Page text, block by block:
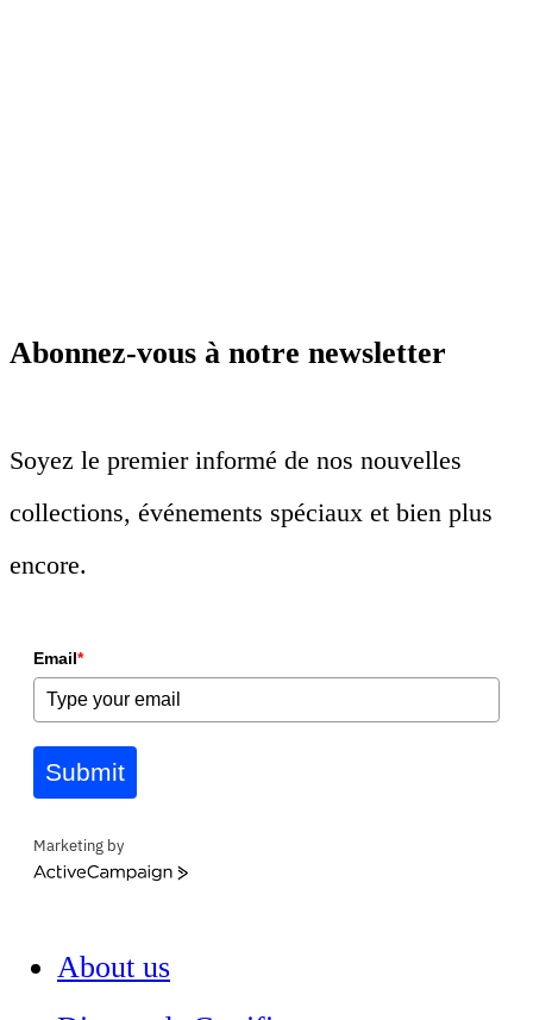
Abonnez-vous à notre newsletter
Soyez le premier informé de nos nouvelles
collections, événements spéciaux et bien plus
encore.
Email*
Submit
Marketing by
ActiveCampaign
About us